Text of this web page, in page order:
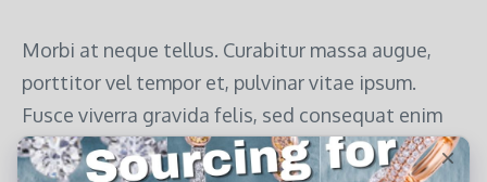
Morbi at neque tellus. Curabitur massa augue,
porttitor vel tempor et, pulvinar vitae ipsum.
Fusce viverra gravida felis, sed consequat enim
sagittis a. Nullam aliquet ultricies augue, a